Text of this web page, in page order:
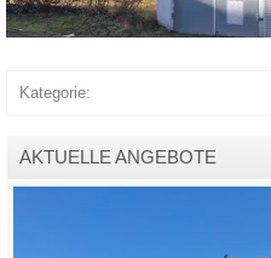
Kategorie:
AKTUELLE ANGEBOTE